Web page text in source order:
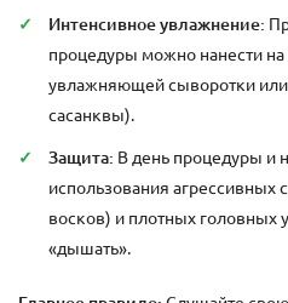
Интенсивное увлажнение:
процедуры можно нанести
увлажняющей сыворотки
сасанквы).
Защита: В день процедуры и
использования агрессивных
восков) и плотных головных
«дышать».